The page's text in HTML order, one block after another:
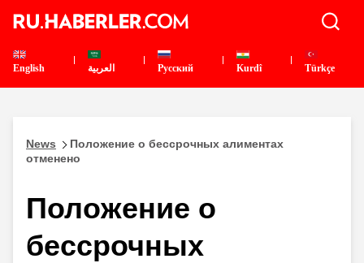
English العربية Pусский Kurdî Türkçe
News
Положение о бессрочных алиментах
отменено
Положение о
бессрочных